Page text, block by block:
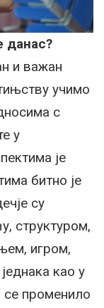
данас?
и важан
учимо
с
у
је
битно је
су
структуром,
игром,
као у
променило